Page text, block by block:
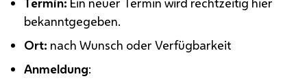
bekanntgegeben.
Ort: nach Wunsch oder Verfügbarkeit
Anmeldung: